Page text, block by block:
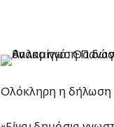
Ολόκληρη η δήλωση